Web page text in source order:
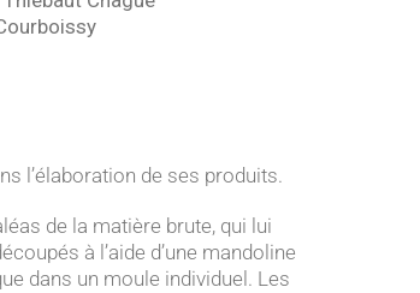
l’élaboration de ses produits.
de la matière brute, qui lui
à l’aide d’une mandoline
dans un moule individuel. Les